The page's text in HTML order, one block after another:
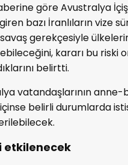
göre Avustralya
bazı İranlıların vize
gerekçesiyle
kararı bu riski
belirtti.
vatandaşlarının
belirli durumlarda
etkilenecek